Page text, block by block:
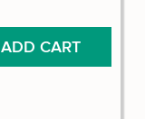
ADD CART